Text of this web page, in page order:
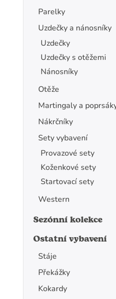
Parelky
Uzdečky a nánosníky
Uzdečky
Uzdečky s otěžemi
Nánosníky
Otěže
Martingaly a
Nákrčníky
Sety vybavení
Provazové sety
Koženkové sety
Startovací sety
Western
Sezónní kolekce
Ostatní vybavení
Stáje
Překážky
Kokardy